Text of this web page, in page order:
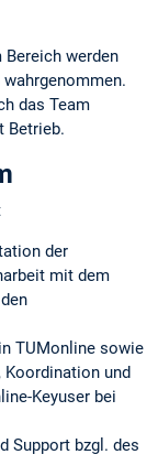
werden
das Team
Betrieb.
der
mit dem
TUMonline sowie
Koordination und
Keyuser bei
Support bzgl. des